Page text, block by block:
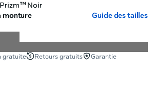
Prizm™ Noir
monture
Guide des tailles
gratuite Retours gratuits Garantie